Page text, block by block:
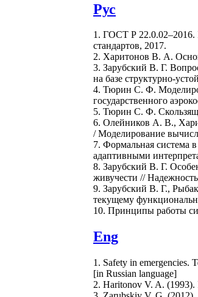
Рус
1. ГОСТ Р 22.0.02–2016.
стандартов, 2017.
2. Харитонов В. А.
3. Зарубский В. Г.
на базе структурно-
4. Тюрин С. Ф.
государственного
5. Тюрин С. Ф.
6. Олейников А. В.,
/ Моделирование
7. Формальная система
адаптивными
8. Зарубский В. Г.
живучести //
9. Зарубский В. Г.,
текущему
10. Принципы работы
Eng
1. Safety in emergencies.
[in Russian language]
2. Haritonov V. A. (1993).